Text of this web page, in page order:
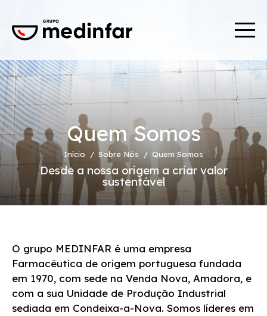
Quem Somos
Início Sobre Nós Quem Somos
Desde a nossa origem a criar valor
sustentável
O grupo MEDINFAR é uma empresa
Farmacêutica de origem portuguesa fundada
em 1970, com sede na Venda Nova, Amadora, e
com a sua Unidade de Produção Industrial
sediada em Condeixa-a-Nova. Somos líderes em